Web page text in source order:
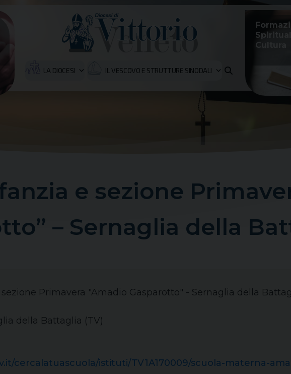
LA DIOCESI IL VESCOVO E STRUTTURE SINODALI
Cultura
e sezione
– Sernaglia della
Primavera "Amadio Gasparotto" - Sernaglia della
cercalatuascuola/istituti/TV1A170009/scuola-materna-
della Battaglia (TV)